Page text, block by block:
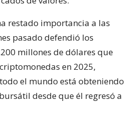
restado importancia a las
pasado defendió los
millones de dólares que
en 2025,
el mundo está obteniendo
desde que él regresó a